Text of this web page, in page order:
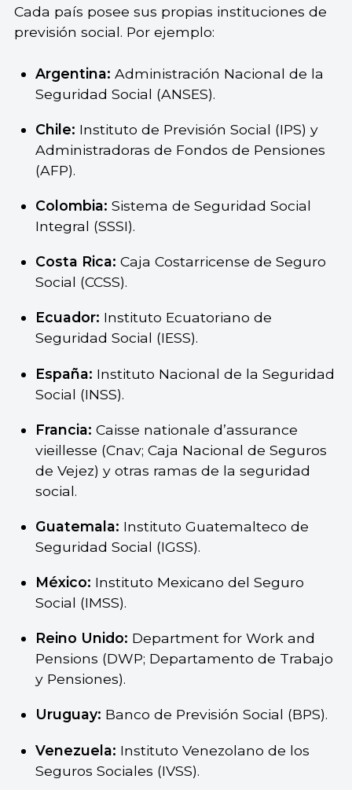
Cada país posee sus propias instituciones de
previsión social. Por ejemplo:
Argentina: Administración Nacional de la
Seguridad Social (ANSES).
Chile: Instituto de Previsión Social (IPS) y
Administradoras de Fondos de Pensiones
(AFP).
Colombia: Sistema de Seguridad Social
Integral (SSSI).
Costa Rica: Caja Costarricense de Seguro
Social (CCSS).
Ecuador: Instituto Ecuatoriano de
Seguridad Social (IESS).
España: Instituto Nacional de la Seguridad
Social (INSS).
Francia: Caisse nationale d’assurance
vieillesse (Cnav; Caja Nacional de Seguros
de Vejez) y otras ramas de la seguridad
social.
Guatemala: Instituto Guatemalteco de
Seguridad Social (IGSS).
México: Instituto Mexicano del Seguro
Social (IMSS).
Reino Unido: Department for Work and
Pensions (DWP; Departamento de Trabajo
y Pensiones).
Uruguay: Banco de Previsión Social (BPS).
Venezuela: Instituto Venezolano de los
Seguros Sociales (IVSS).